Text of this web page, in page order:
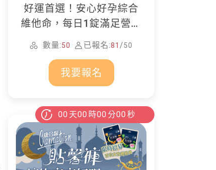
好運首選！安心好孕綜合
維他命，每日1錠滿足營養
所需
數量:50 已報名:81 /50
我要報名
00 天00 時00 分00 秒